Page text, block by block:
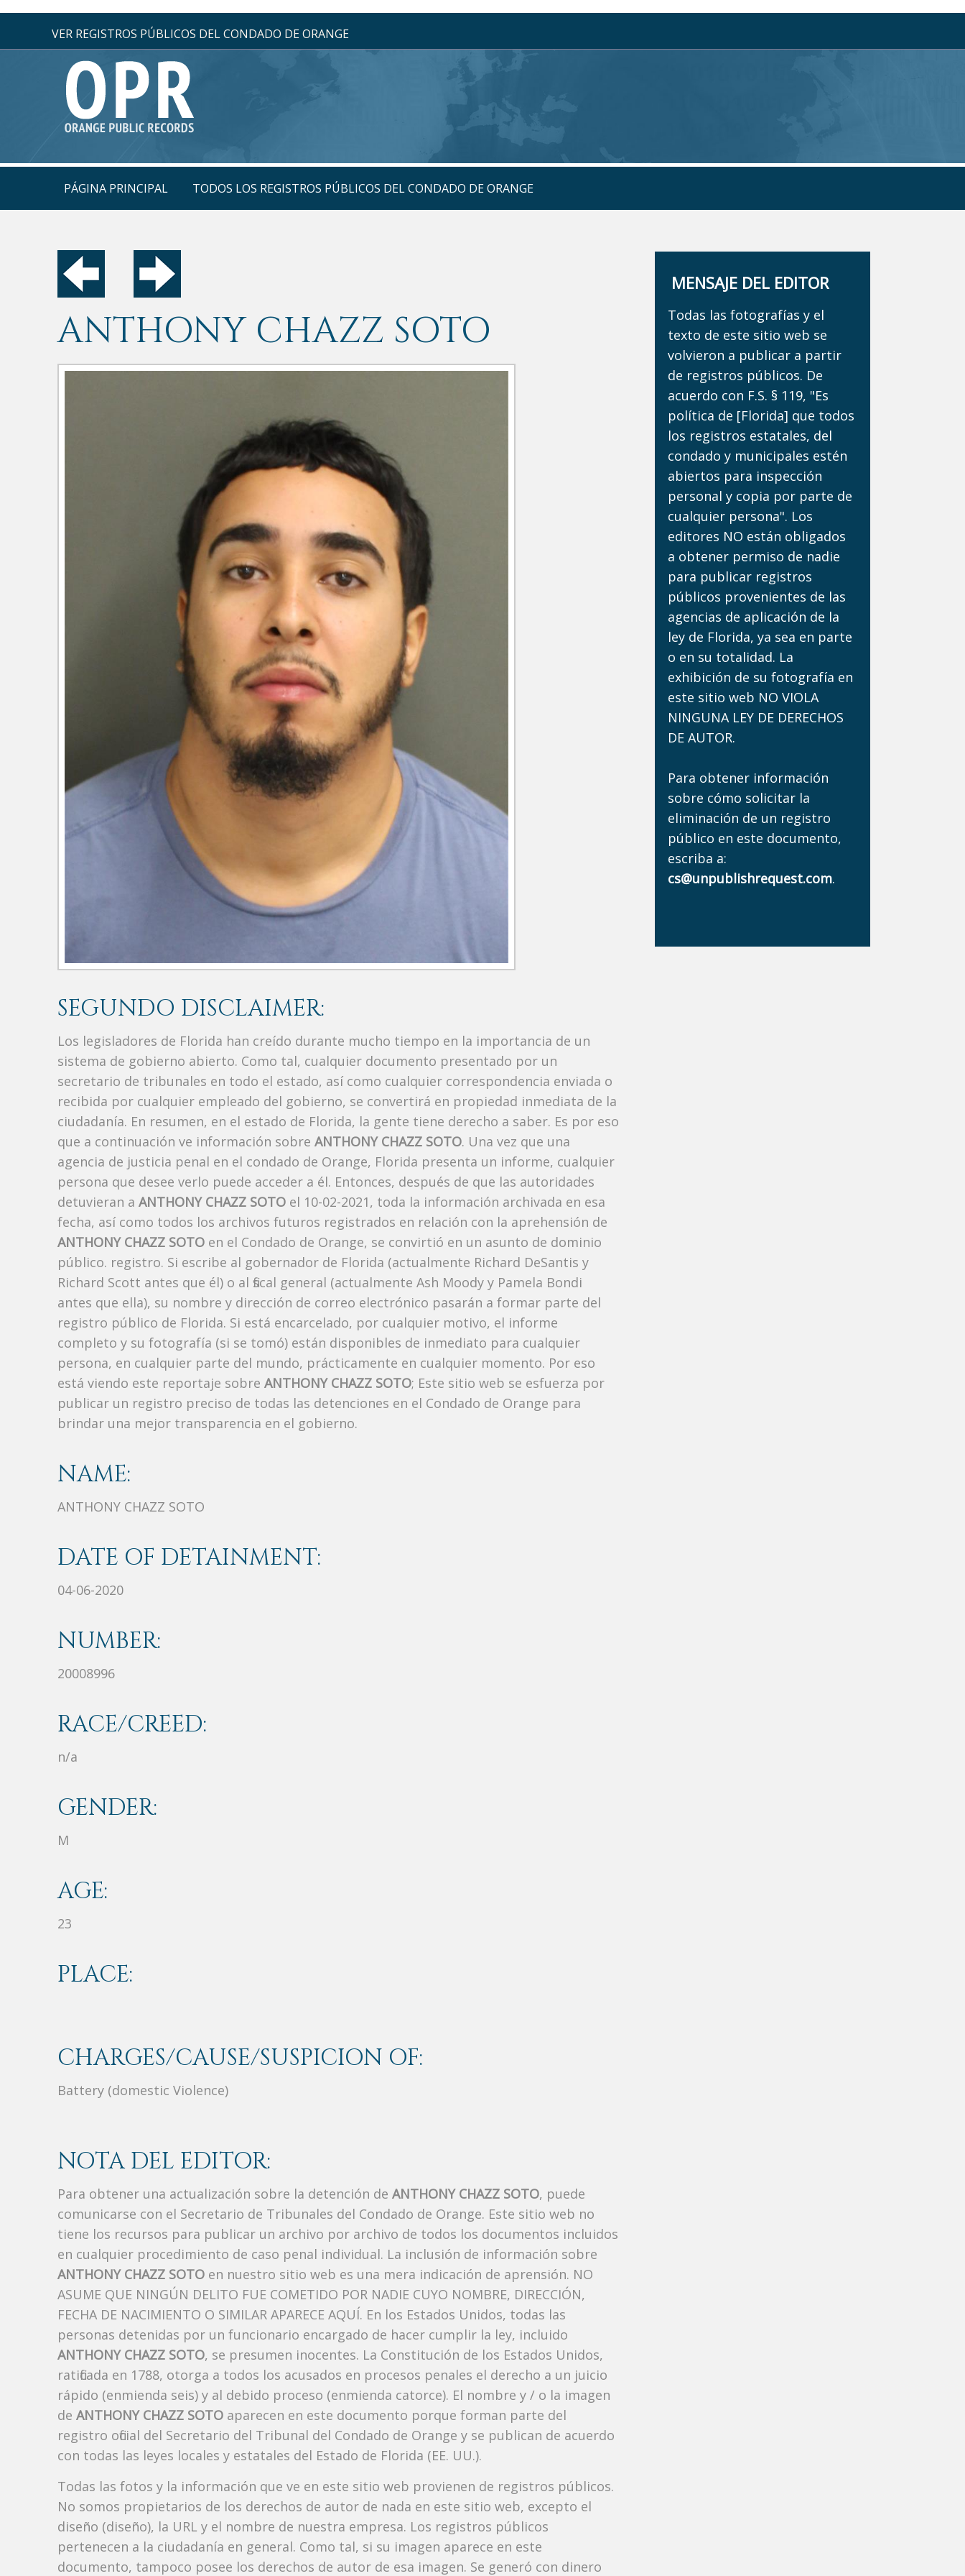
VER REGISTROS PÚBLICOS DEL CONDADO DE ORANGE
PÁGINA PRINCIPAL TODOS LOS REGISTROS PÚBLICOS DEL CONDADO DE ORANGE
ANTHONY CHAZZ SOTO
SEGUNDO DISCLAIMER:
Los legisladores de Florida han creído durante mucho tiempo en la importancia de un
sistema de gobierno abierto. Como tal, cualquier documento presentado por un
secretario de tribunales en todo el estado, así como cualquier correspondencia enviada o
recibida por cualquier empleado del gobierno, se convertirá en propiedad inmediata de la
ciudadanía. En resumen, en el estado de Florida, la gente tiene derecho a saber. Es por eso
que a continuación ve información sobre ANTHONY CHAZZ SOTO. Una vez que una
agencia de justicia penal en el condado de Orange, Florida presenta un informe, cualquier
persona que desee verlo puede acceder a él. Entonces, después de que las autoridades
detuvieran a ANTHONY CHAZZ SOTO el 10-02-2021, toda la información archivada en esa
fecha, así como todos los archivos futuros registrados en relación con la aprehensión de
ANTHONY CHAZZ SOTO en el Condado de Orange, se convirtió en un asunto de dominio
público. registro. Si escribe al gobernador de Florida (actualmente Richard DeSantis y
Richard Scott antes que él) o al fiscal general (actualmente Ash Moody y Pamela Bondi
antes que ella), su nombre y dirección de correo electrónico pasarán a formar parte del
registro público de Florida. Si está encarcelado, por cualquier motivo, el informe
completo y su fotografía (si se tomó) están disponibles de inmediato para cualquier
persona, en cualquier parte del mundo, prácticamente en cualquier momento. Por eso
está viendo este reportaje sobre ANTHONY CHAZZ SOTO; Este sitio web se esfuerza por
publicar un registro preciso de todas las detenciones en el Condado de Orange para
brindar una mejor transparencia en el gobierno.
NAME:
ANTHONY CHAZZ SOTO
DATE OF DETAINMENT:
04-06-2020
NUMBER:
20008996
RACE/CREED:
n/a
GENDER:
M
AGE:
23
PLACE:
CHARGES/CAUSE/SUSPICION OF:
Battery (domestic Violence)
NOTA DEL EDITOR:
Para obtener una actualización sobre la detención de ANTHONY CHAZZ SOTO, puede
comunicarse con el Secretario de Tribunales del Condado de Orange. Este sitio web no
tiene los recursos para publicar un archivo por archivo de todos los documentos incluidos
en cualquier procedimiento de caso penal individual. La inclusión de información sobre
ANTHONY CHAZZ SOTO en nuestro sitio web es una mera indicación de aprensión. NO
ASUME QUE NINGÚN DELITO FUE COMETIDO POR NADIE CUYO NOMBRE, DIRECCIÓN,
FECHA DE NACIMIENTO O SIMILAR APARECE AQUÍ. En los Estados Unidos, todas las
personas detenidas por un funcionario encargado de hacer cumplir la ley, incluido
ANTHONY CHAZZ SOTO, se presumen inocentes. La Constitución de los Estados Unidos,
ratificada en 1788, otorga a todos los acusados ​​en procesos penales el derecho a un juicio
rápido (enmienda seis) y al debido proceso (enmienda catorce). El nombre y / o la imagen
de ANTHONY CHAZZ SOTO aparecen en este documento porque forman parte del
registro oficial del Secretario del Tribunal del Condado de Orange y se publican de acuerdo
con todas las leyes locales y estatales del Estado de Florida (EE. UU.).
Todas las fotos y la información que ve en este sitio web provienen de registros públicos.
No somos propietarios de los derechos de autor de nada en este sitio web, excepto el
diseño (diseño), la URL y el nombre de nuestra empresa. Los registros públicos
pertenecen a la ciudadanía en general. Como tal, si su imagen aparece en este
documento, tampoco posee los derechos de autor de esa imagen. Se generó con dinero
MENSAJE DEL EDITOR
Todas las fotografías y el
texto de este sitio web se
volvieron a publicar a partir
de registros públicos. De
acuerdo con F.S. § 119, "Es
política de [Florida] que todos
los registros estatales, del
condado y municipales estén
abiertos para inspección
personal y copia por parte de
cualquier persona". Los
editores NO están obligados
a obtener permiso de nadie
para publicar registros
públicos provenientes de las
agencias de aplicación de la
ley de Florida, ya sea en parte
o en su totalidad. La
exhibición de su fotografía en
este sitio web NO VIOLA
NINGUNA LEY DE DERECHOS
DE AUTOR.
Para obtener información
sobre cómo solicitar la
eliminación de un registro
público en este documento,
escriba a:
cs@unpublishrequest.com.